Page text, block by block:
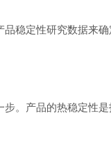
品稳定性研究数据来
。产品的热稳定性